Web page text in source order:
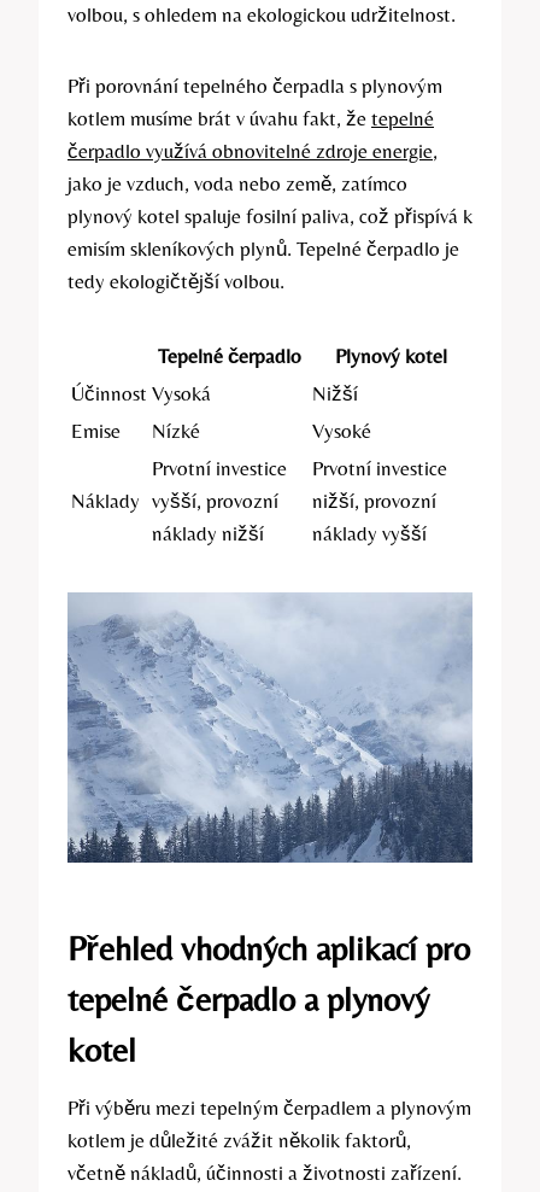
volbou, s ohledem na ekologickou udržitelnost.
Při porovnání tepelného čerpadla s plynovým
kotlem musíme brát v úvahu fakt, že tepelné
čerpadlo využívá obnovitelné zdroje energie,
jako je vzduch, voda nebo země, zatímco
plynový kotel spaluje fosilní paliva, což přispívá k
emisím skleníkových plynů. Tepelné čerpadlo je
tedy ekologičtější volbou.
Tepelné čerpadlo
Plynový kotel
Účinnost Vysoká
Nižší
Emise
Nízké Vysoké
Náklady
Prvotní investice
vyšší, provozní
náklady nižší
Prvotní investice
nižší, provozní
náklady vyšší
Přehled vhodných aplikací pro
tepelné čerpadlo a plynový
kotel
Při výběru mezi tepelným čerpadlem a plynovým
kotlem je důležité zvážit několik faktorů,
včetně nákladů, účinnosti a životnosti zařízení.